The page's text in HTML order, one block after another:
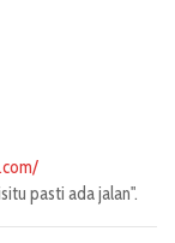
pasti ada jalan".